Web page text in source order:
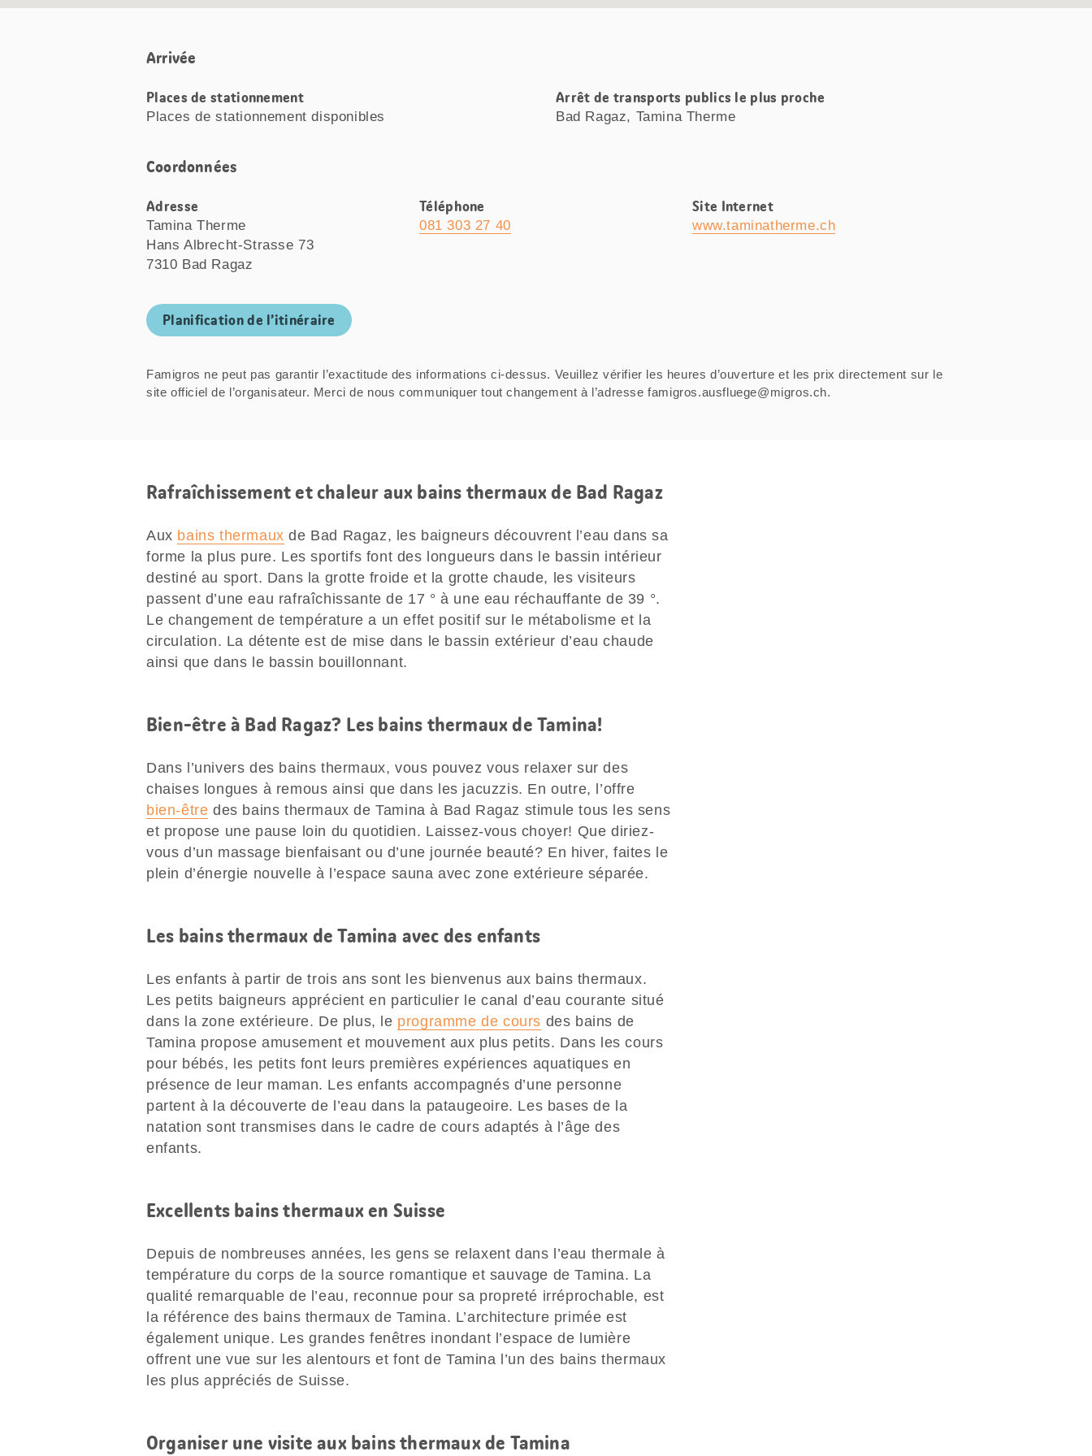
Arrivée
Places de stationnement
Places de stationnement disponibles
Arrêt de transports publics le plus proche
Bad Ragaz, Tamina Therme
Coordonnées
Adresse
Tamina Therme
Hans Albrecht-Strasse 73
7310 Bad Ragaz
Téléphone
081 303 27 40
Site Internet
www.taminatherme.ch
Planification de l’itinéraire
Famigros ne peut pas garantir l’exactitude des informations ci-dessus. Veuillez vérifier les heures d’ouverture et les prix directement sur le
site officiel de l’organisateur. Merci de nous communiquer tout changement à l’adresse famigros.ausfluege@migros.ch.
Rafraîchissement et chaleur aux bains thermaux de Bad Ragaz
Aux bains thermaux de Bad Ragaz, les baigneurs découvrent l’eau dans sa
forme la plus pure. Les sportifs font des longueurs dans le bassin intérieur
destiné au sport. Dans la grotte froide et la grotte chaude, les visiteurs
passent d’une eau rafraîchissante de 17 ° à une eau réchauffante de 39 °.
Le changement de température a un effet positif sur le métabolisme et la
circulation. La détente est de mise dans le bassin extérieur d’eau chaude
ainsi que dans le bassin bouillonnant.
Bien-être à Bad Ragaz? Les bains thermaux de Tamina!
Dans l’univers des bains thermaux, vous pouvez vous relaxer sur des
chaises longues à remous ainsi que dans les jacuzzis. En outre, l’offre
bien-être des bains thermaux de Tamina à Bad Ragaz stimule tous les sens
et propose une pause loin du quotidien. Laissez-vous choyer! Que diriez-
vous d’un massage bienfaisant ou d’une journée beauté? En hiver, faites le
plein d’énergie nouvelle à l’espace sauna avec zone extérieure séparée.
Les bains thermaux de Tamina avec des enfants
Les enfants à partir de trois ans sont les bienvenus aux bains thermaux.
Les petits baigneurs apprécient en particulier le canal d’eau courante situé
dans la zone extérieure. De plus, le programme de cours des bains de
Tamina propose amusement et mouvement aux plus petits. Dans les cours
pour bébés, les petits font leurs premières expériences aquatiques en
présence de leur maman. Les enfants accompagnés d’une personne
partent à la découverte de l’eau dans la pataugeoire. Les bases de la
natation sont transmises dans le cadre de cours adaptés à l’âge des
enfants.
Excellents bains thermaux en Suisse
Depuis de nombreuses années, les gens se relaxent dans l’eau thermale à
température du corps de la source romantique et sauvage de Tamina. La
qualité remarquable de l’eau, reconnue pour sa propreté irréprochable, est
la référence des bains thermaux de Tamina. L’architecture primée est
également unique. Les grandes fenêtres inondant l’espace de lumière
offrent une vue sur les alentours et font de Tamina l’un des bains thermaux
les plus appréciés de Suisse.
Organiser une visite aux bains thermaux de Tamina